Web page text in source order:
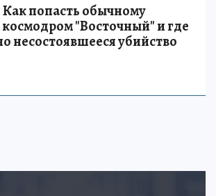
Как попасть обычному
космодром "Восточный" и где
несостоявшееся убийство